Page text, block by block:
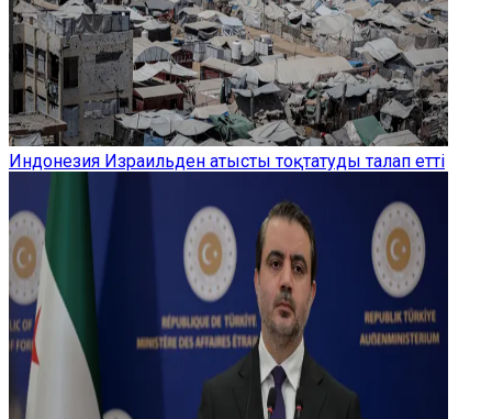
Индонезия Израильден атысты тоқтатуды талап етті